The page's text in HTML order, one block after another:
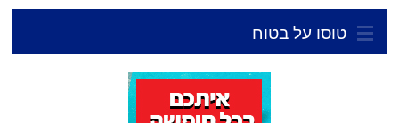
טוסו על בטוח